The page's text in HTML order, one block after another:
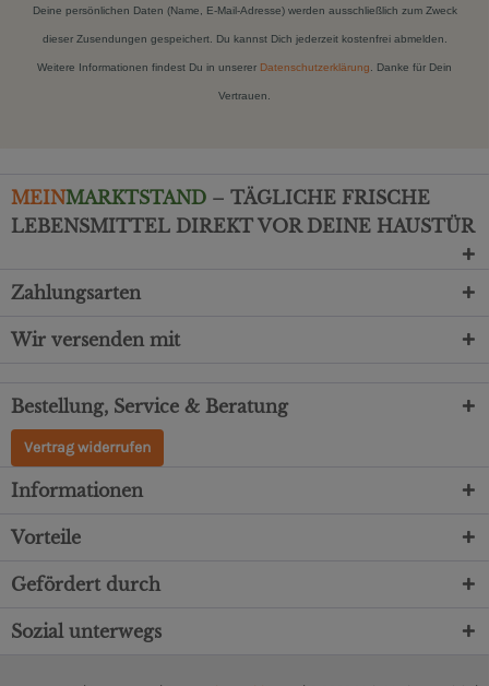
Deine persönlichen Daten (Name, E-Mail-Adresse) werden ausschließlich zum Zweck
dieser Zusendungen gespeichert. Du kannst Dich jederzeit kostenfrei abmelden.
Weitere Informationen findest Du in unserer Datenschutzerklärung . Danke für Dein
Vertrauen.
MEINMARKTSTAND – TÄGLICHE FRISCHE
LEBENSMITTEL DIREKT VOR DEINE HAUSTÜR
Zahlungsarten
Wir versenden mit
Bestellung, Service & Beratung
Vertrag widerrufen
Informationen
Vorteile
Gefördert durch
Sozial unterwegs